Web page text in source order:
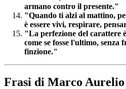
armano contro il presente."
"Quando ti alzi al mattino,
è essere vivi, respirare,
"La perfezione del carattere
come se fosse l'ultimo, senza
finzione."
Frasi di Marco Aurelio